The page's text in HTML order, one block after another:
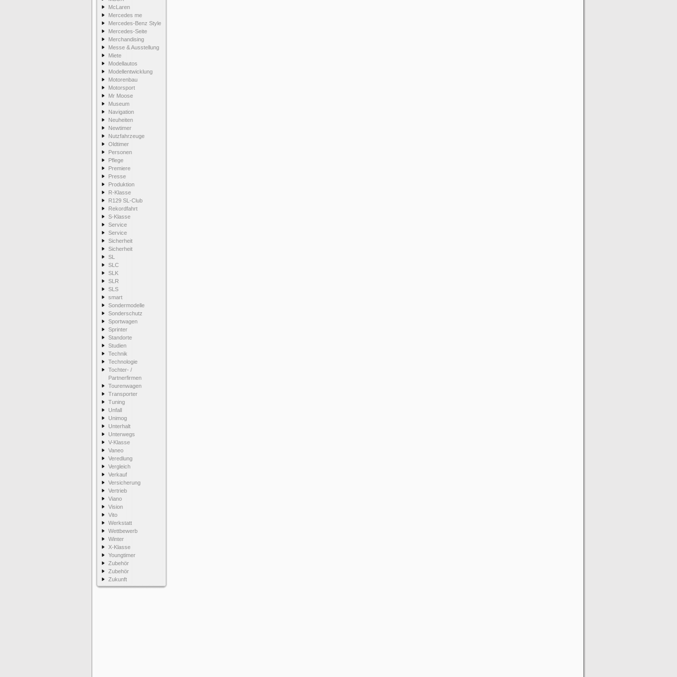
McLaren
Mercedes me
Mercedes-Benz Style
Mercedes-Seite
Merchandising
Messe & Ausstellung
Miete
Modellautos
Modellentwicklung
Motorenbau
Motorsport
Mr Moose
Museum
Navigation
Neuheiten
Newtimer
Nutzfahrzeuge
Oldtimer
Personen
Pflege
Premiere
Presse
Produktion
R-Klasse
R129 SL-Club
Rekordfahrt
S-Klasse
Service
Service
Sicherheit
Sicherheit
SL
SLC
SLK
SLR
SLS
smart
Sondermodelle
Sonderschutz
Sportwagen
Sprinter
Standorte
Studien
Technik
Technologie
Tochter- /
Partnerfirmen
Tourenwagen
Transporter
Tuning
Unfall
Unimog
Unterhalt
Unterwegs
V-Klasse
Vaneo
Veredlung
Vergleich
Verkauf
Versicherung
Vertrieb
Viano
Vision
Vito
Werkstatt
Wettbewerb
Winter
X-Klasse
Youngtimer
Zubehör
Zubehör
Zukunft